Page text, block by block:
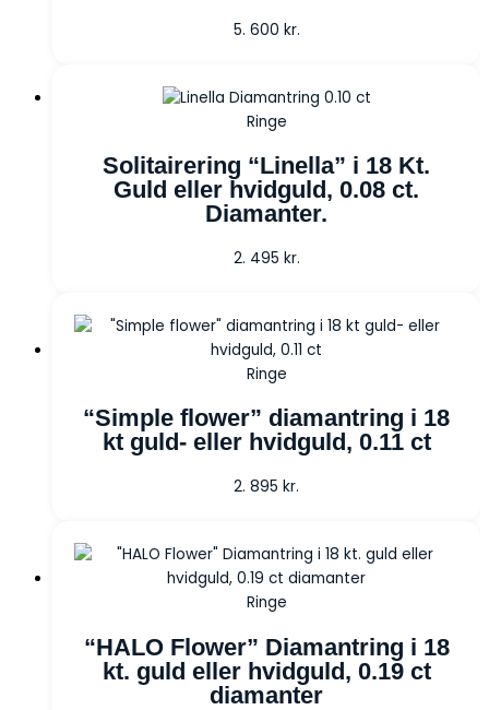
5. 600 kr.
Ringe
Solitairering “Linella” i 18 Kt.
Guld eller hvidguld, 0.08 ct.
Diamanter.
2. 495 kr.
Ringe
“Simple flower” diamantring i 18
kt guld- eller hvidguld, 0.11 ct
2. 895 kr.
Ringe
“HALO Flower” Diamantring i 18
kt. guld eller hvidguld, 0.19 ct
diamanter